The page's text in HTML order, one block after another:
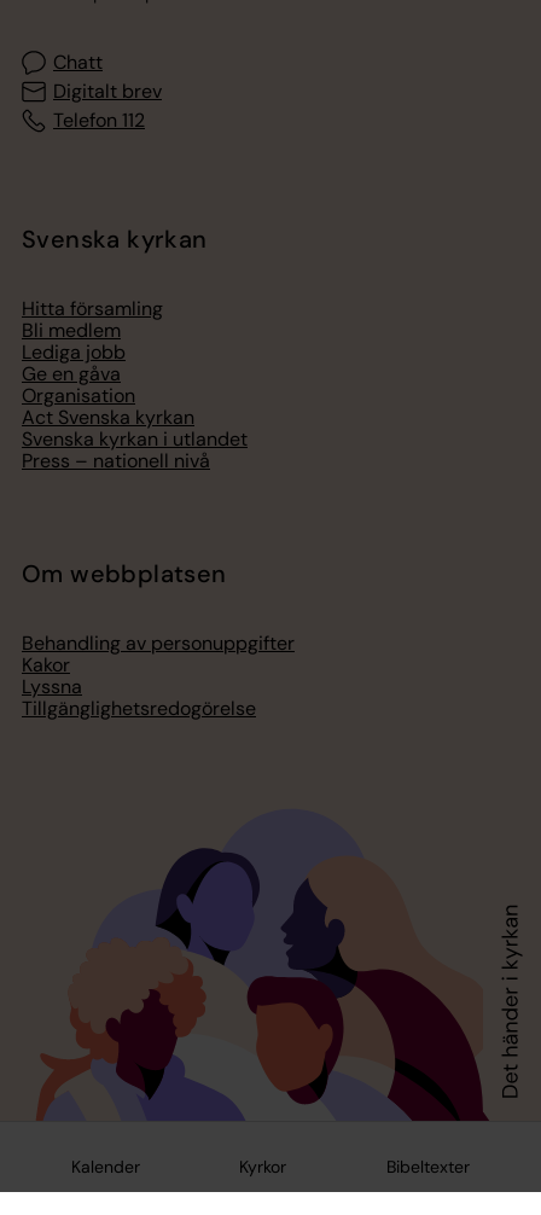
Kalender Kyrkor Bibeltexter
Chatt
Digitalt brev
Telefon 112
Svenska kyrkan
Hitta församling
Bli medlem
Lediga jobb
Ge en gåva
Organisation
Act Svenska kyrkan
Svenska kyrkan i utlandet
Press – nationell nivå
Om webbplatsen
Behandling av personuppgifter
Kakor
Lyssna
Tillgänglighetsredogörelse